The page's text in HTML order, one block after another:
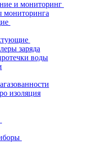
и мониторинг
мониторинга
заряда
воды
изоляция